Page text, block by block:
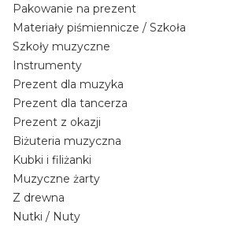
Pakowanie na prezent
Materiały piśmiennicze / Szkoła
Szkoły muzyczne
Instrumenty
Prezent dla muzyka
Prezent dla tancerza
Prezent z okazji
Biżuteria muzyczna
Kubki i filiżanki
Muzyczne żarty
Z drewna
Nutki / Nuty